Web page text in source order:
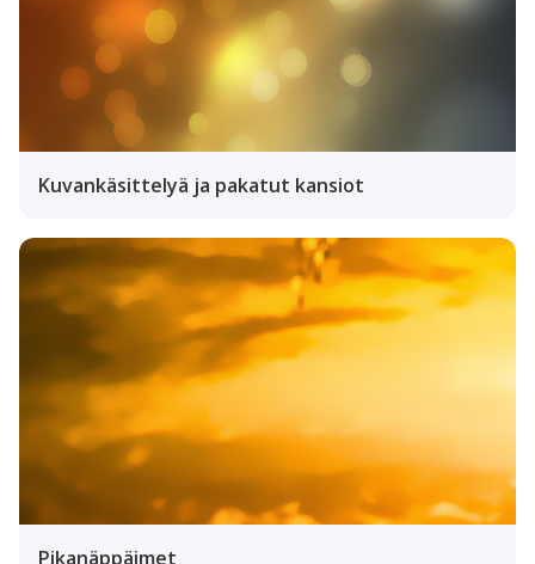
Kuvankäsittelyä ja pakatut kansiot
Pikanäppäimet